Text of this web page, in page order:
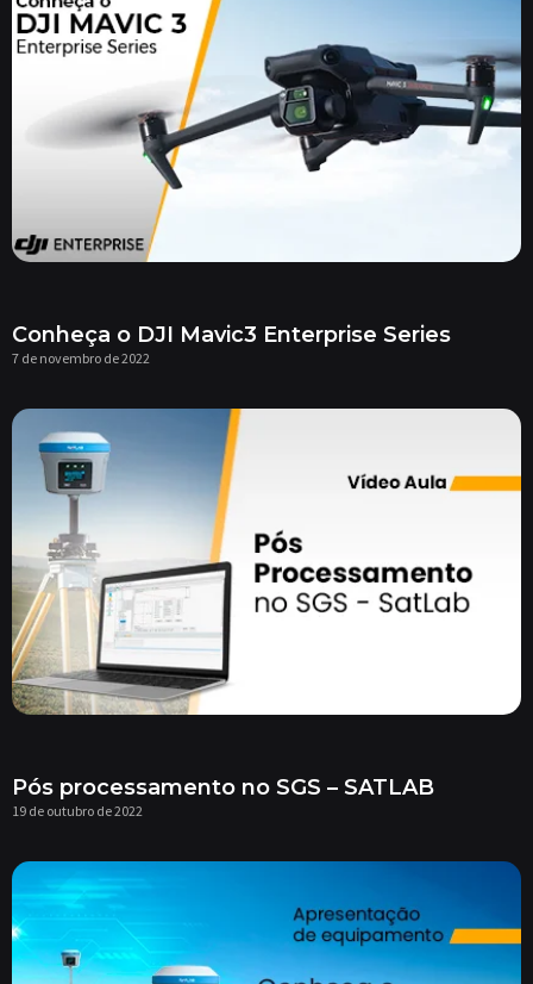
Conheça o DJI Mavic3 Enterprise Series
7 de novembro de 2022
Pós processamento no SGS – SATLAB
19 de outubro de 2022